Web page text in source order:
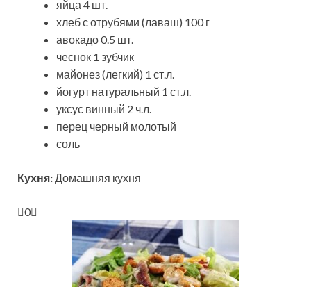
яйца 4 шт.
хлеб с отрубями (лаваш) 100 г
авокадо 0.5 шт.
чеснок 1 зубчик
майонез (легкий) 1 ст.л.
йогурт натуральный 1 ст.л.
уксус винный 2 ч.л.
перец черный молотый
соль
Кухня: Домашняя кухня
0